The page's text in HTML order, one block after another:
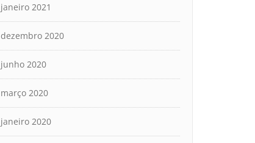
janeiro 2021
dezembro 2020
junho 2020
março 2020
janeiro 2020